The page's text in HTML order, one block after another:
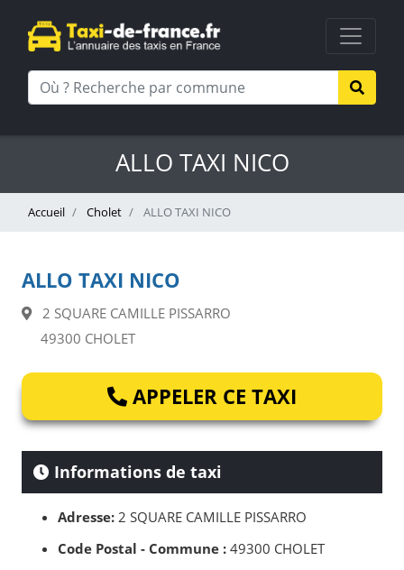
ALLO TAXI NICO
Accueil Cholet ALLO TAXI NICO
ALLO TAXI NICO
2 SQUARE CAMILLE PISSARRO
49300 CHOLET
APPELER CE TAXI
Informations de taxi
Adresse: 2 SQUARE CAMILLE PISSARRO
Code Postal - Commune : 49300 CHOLET